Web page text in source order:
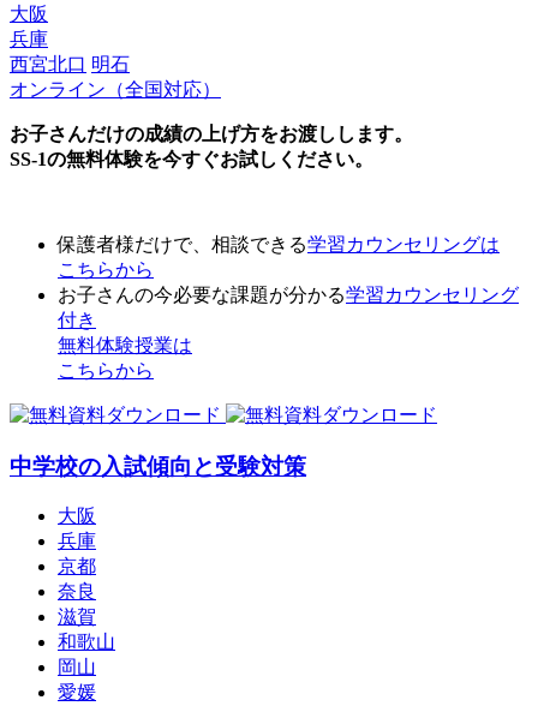
大阪
兵庫
西宮北口 明石
オンライン（全国対応）
お子さんだけの成績の上げ方をお渡しします。
SS-1の無料体験を今すぐお試しください。
保護者様だけで、相談できる学習カウンセリングは
こちらから
お子さんの今必要な課題が分かる学習カウンセリング
付き
無料体験授業は
こちらから
中学校の入試傾向と受験対策
大阪
兵庫
京都
奈良
滋賀
和歌山
岡山
愛媛